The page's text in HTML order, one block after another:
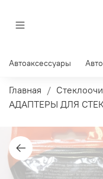
Автоаксессуары
Главная
АДАПТЕРЫ ДЛЯ